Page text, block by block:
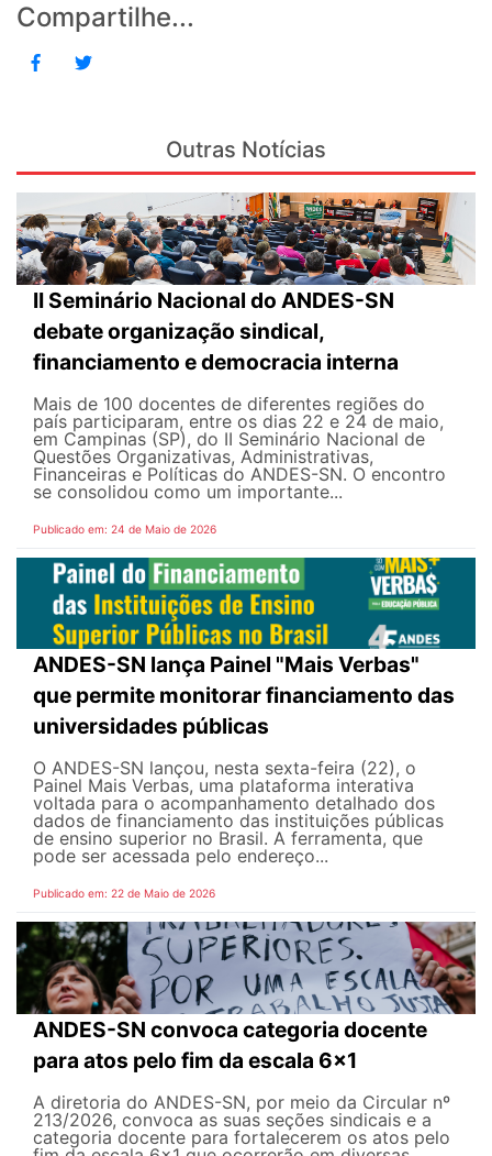
Compartilhe...
Outras Notícias
II Seminário Nacional do ANDES-SN
debate organização sindical,
financiamento e democracia interna
Mais de 100 docentes de diferentes regiões do
país participaram, entre os dias 22 e 24 de maio,
em Campinas (SP), do II Seminário Nacional de
Questões Organizativas, Administrativas,
Financeiras e Políticas do ANDES-SN. O encontro
se consolidou como um importante...
Publicado em: 24 de Maio de 2026
ANDES-SN lança Painel "Mais Verbas"
que permite monitorar financiamento das
universidades públicas
O ANDES-SN lançou, nesta sexta-feira (22), o
Painel Mais Verbas, uma plataforma interativa
voltada para o acompanhamento detalhado dos
dados de financiamento das instituições públicas
de ensino superior no Brasil. A ferramenta, que
pode ser acessada pelo endereço...
Publicado em: 22 de Maio de 2026
ANDES-SN convoca categoria docente
para atos pelo fim da escala 6x1
A diretoria do ANDES-SN, por meio da Circular nº
213/2026, convoca as suas seções sindicais e a
categoria docente para fortalecerem os atos pelo